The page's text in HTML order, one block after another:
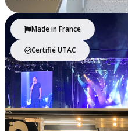
Made in France
Certifié UTAC